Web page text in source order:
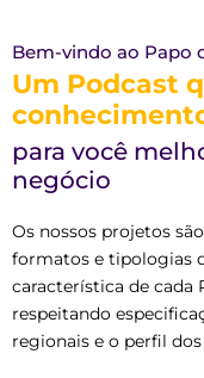
Bem-vindo ao Papo
Um Podcast
para você
negócio
Os nossos projetos
formatos e tipologias
característica de cada
respeitando
regionais e o perfil